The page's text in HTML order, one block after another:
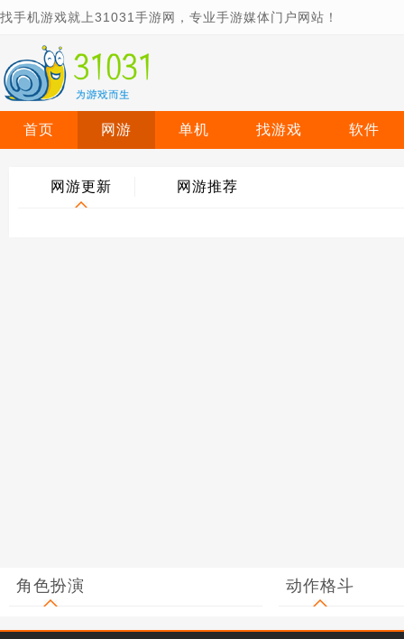
找手机游戏就上31031手游网，专业手游媒体门户网站！
首页 网游 单机 找游戏 软件
网游更新 网游推荐
角色扮演 动作格斗